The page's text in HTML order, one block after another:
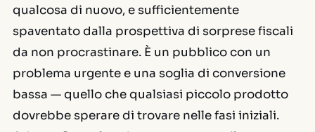
qualcosa di nuovo, e sufficientemente
spaventato dalla prospettiva di sorprese fiscali
da non procrastinare. È un pubblico con un
problema urgente e una soglia di conversione
bassa — quello che qualsiasi piccolo prodotto
dovrebbe sperare di trovare nelle fasi iniziali.